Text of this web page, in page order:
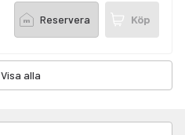
Reservera Köp
Visa alla